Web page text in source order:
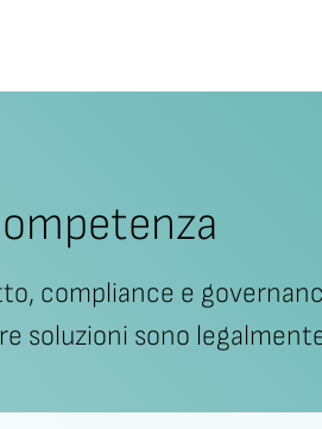
compliance e
soluzioni sono